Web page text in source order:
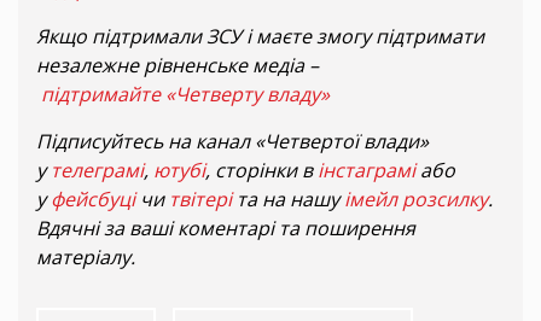
Якщо підтримали ЗСУ і маєте змогу підтримати
незалежне рівненське медіа –
підтримайте «Четверту владу»
Підписуйтесь на канал «Четвертої влади»
утелеграмі, ютубі, сторінки вінстаграміабо
уфейсбуцічи твітеріта на нашуімейл розсилку.
Вдячні за ваші коментарі та поширення
матеріалу.